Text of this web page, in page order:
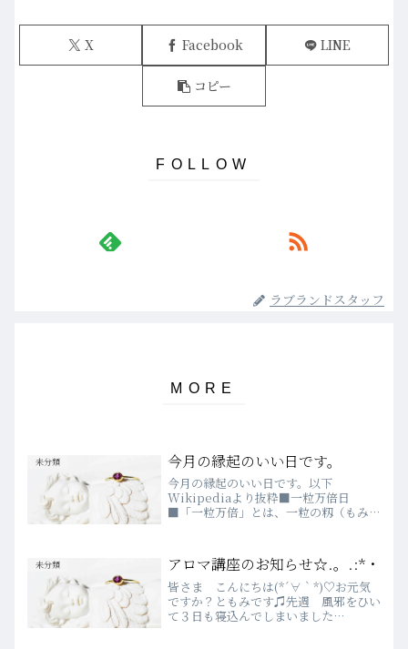
X Facebook LINE
コピー
ラブランドスタッフ
未分類 今月の縁起のいい日です。
​今月の縁起のいい日です。以下
Wikipediaより抜粋■一粒万倍日
■「一粒万倍」とは、一粒の籾（もみ）
い日とされ、特に仕事始め、開店、種ま
き、お金を出すことに吉である...
未分類 アロマ講座のお知らせ☆.。.:*・
皆さま こんにちは(*´∀｀*)♡お元気
ですか？ともみです♫先週 風邪をひい
て３日も寝込んでしまいました